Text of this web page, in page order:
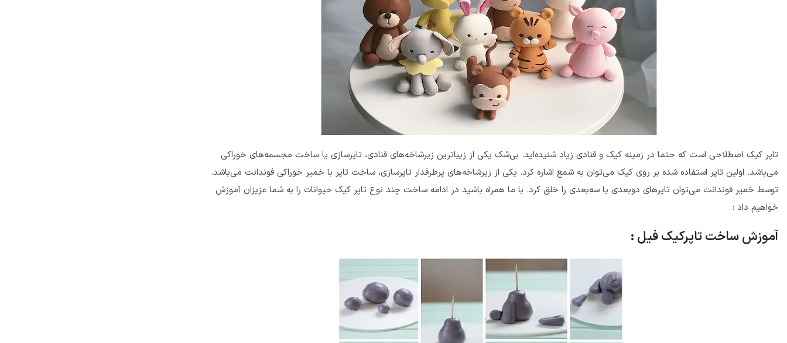
تاپر کیک اصطلاحی است که حتما در زمینه کیک و قنادی زیاد شنیده‌اید. بی‌شک یکی از زیباترین زیرشاخه‌های قنادی، تاپرسازی یا ساخت مجسمه‌های خوراکی
می‌باشد. اولین تاپر استفاده شده بر روی کیک می‌توان به شمع اشاره کرد. یکی از زیرشاخه‌های پرطرفدار تاپرسازی، ساخت تاپر با خمیر خوراکی فوندانت می‌باشد.
توسط خمیر فوندانت می‌توان تاپرهای دوبعدی یا سه‌بعدی را خلق کرد. با ما همراه باشید در ادامه ساخت چند نوع تاپر کیک حیوانات را به شما عزیزان آموزش
خواهیم داد :
آموزش ساخت تاپرکیک فیل :